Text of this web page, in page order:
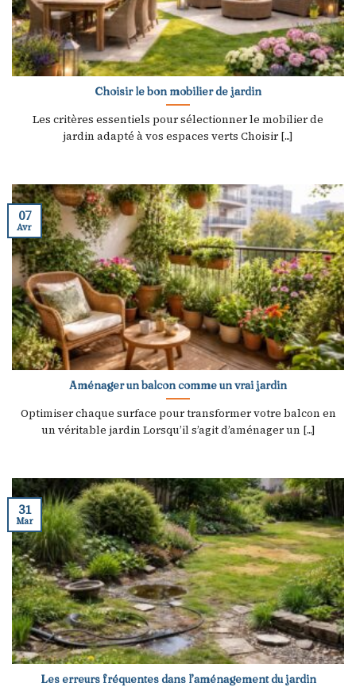
Choisir le bon mobilier de jardin
Les critères essentiels pour sélectionner le mobilier de
jardin adapté à vos espaces verts Choisir [...]
Aménager un balcon comme un vrai jardin
Optimiser chaque surface pour transformer votre balcon en
un véritable jardin Lorsqu’il s’agit d’aménager un [...]
07
Avr
Les erreurs fréquentes dans l’aménagement du jardin
31
Mar